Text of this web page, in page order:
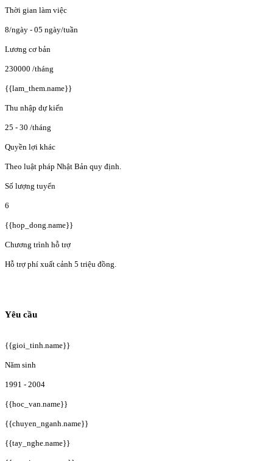
Thời gian làm việc
8/ngày - 05 ngày/tuần
Lương cơ bản
230000 /tháng
{{lam_them.name}}
Thu nhập dự kiến
25 - 30 /tháng
Quyền lợi khác
Theo luật pháp Nhật Bản quy định.
Số lượng tuyển
6
{{hop_dong.name}}
Chương trình hỗ trợ
Hỗ trợ phí xuất cảnh 5 triệu đồng.
Yêu cầu
{{gioi_tinh.name}}
Năm sinh
1991 - 2004
{{hoc_van.name}}
{{chuyen_nganh.name}}
{{tay_nghe.name}}